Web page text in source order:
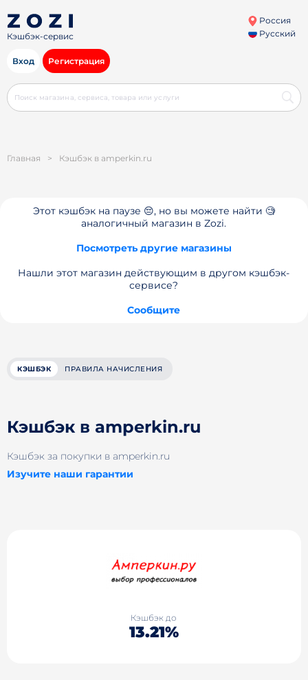
Кэшбэк-сервис
Россия
Русский
Вход Регистрация
Главная > Кэшбэк в amperkin.ru
Этот кэшбэк на паузе 😔, но вы можете найти 🧐
аналогичный магазин в Zozi.
Посмотреть другие магазины
Нашли этот магазин действующим в другом кэшбэк-
сервисе?
Сообщите
КЭШБЭК ПРАВИЛА НАЧИСЛЕНИЯ
Кэшбэк в amperkin.ru
Кэшбэк за покупки в amperkin.ru
Изучите наши гарантии
Кэшбэк до
13.21%